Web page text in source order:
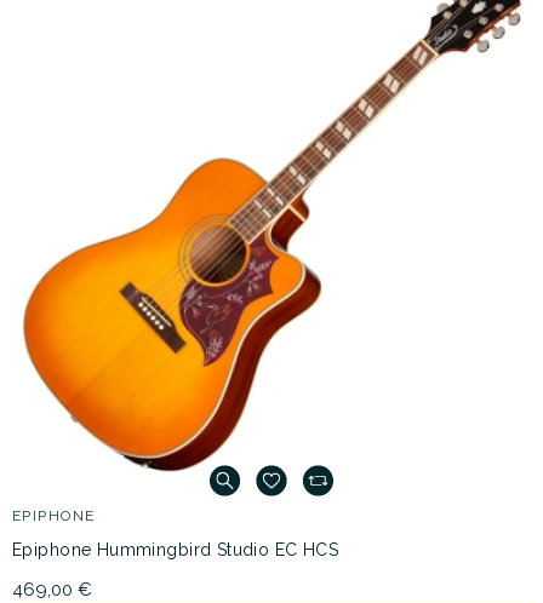
EPIPHONE
Epiphone Hummingbird Studio EC HCS
469,00 €